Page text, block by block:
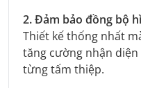
2. Đảm bảo đồng bộ
Thiết kế thống nhất
tăng cường nhận
từng tấm thiệp.